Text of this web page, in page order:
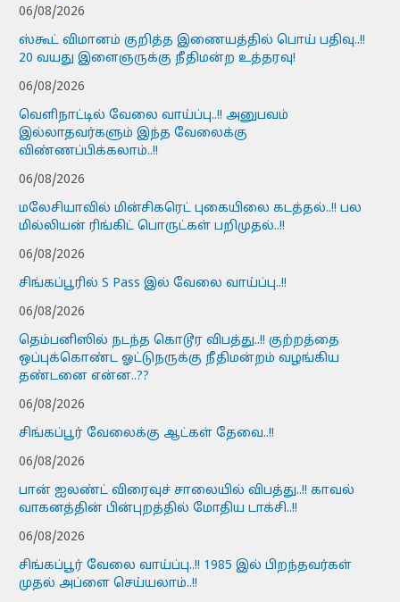
06/08/2026
ஸ்கூட் விமானம் குறித்த இணையத்தில் பொய் பதிவு..!!
20 வயது இளைஞருக்கு நீதிமன்ற உத்தரவு!
06/08/2026
வெளிநாட்டில் வேலை வாய்ப்பு..!! அனுபவம்
இல்லாதவர்களும் இந்த வேலைக்கு
விண்ணப்பிக்கலாம்..!!
06/08/2026
மலேசியாவில் மின்சிகரெட் புகையிலை கடத்தல்..!! பல
மில்லியன் ரிங்கிட் பொருட்கள் பறிமுதல்..!!
06/08/2026
சிங்கப்பூரில் S Pass இல் வேலை வாய்ப்பு..!!
06/08/2026
தெம்பனிஸில் நடந்த கொடூர விபத்து..!! குற்றத்தை
ஒப்புக்கொண்ட ஓட்டுநருக்கு நீதிமன்றம் வழங்கிய
தண்டனை என்ன..??
06/08/2026
சிங்கப்பூர் வேலைக்கு ஆட்கள் தேவை..!!
06/08/2026
பான் ஐலண்ட் விரைவுச் சாலையில் விபத்து..!! காவல்
வாகனத்தின் பின்புறத்தில் மோதிய டாக்சி..!!
06/08/2026
சிங்கப்பூர் வேலை வாய்ப்பு..!! 1985 இல் பிறந்தவர்கள்
முதல் அப்ளை செய்யலாம்..!!